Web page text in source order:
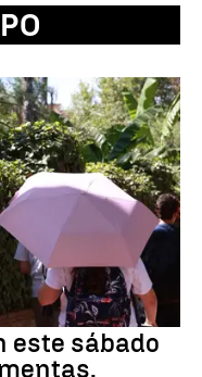
este sábado